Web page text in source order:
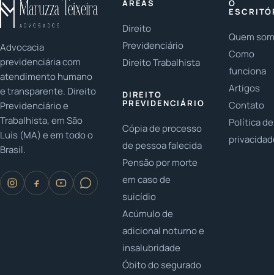
direito ao
recebimento
adicional...
Rescisão foi
calculada
certo.
Advocacia
previdenciária com
atendimento humano
e transparente. Direito
Previdenciário e
Trabalhista, em São
Luís (MA) e em todo o
Brasil.
ÁREAS
Direito
Previdenciário
Direito Trabalhista
DIREITO
PREVIDENCIÁRIO
Cópia de processo
de pessoa falecida
Pensão por morte
em caso de
suicídio
Acúmulo de
adicional noturno e
insalubridade
Óbito do segurado
O
Quem
Como
funciona
Artigos
Contato
Política de